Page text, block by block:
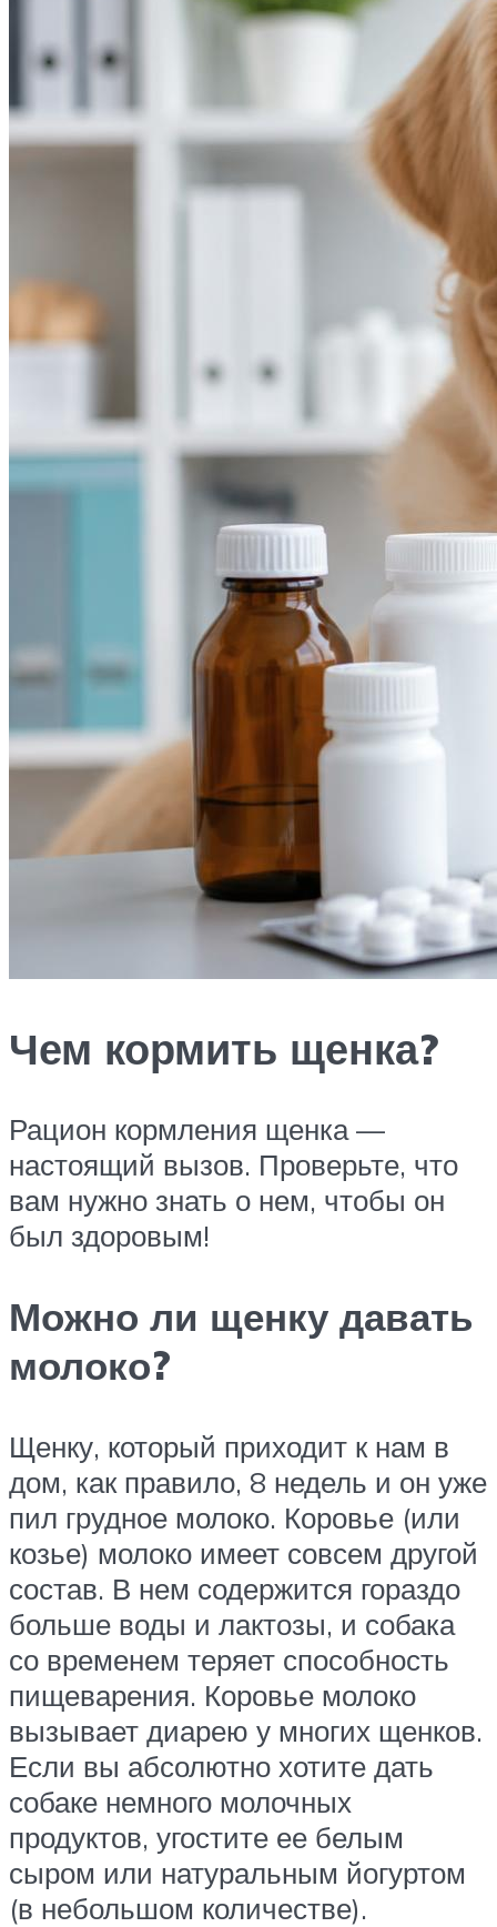
Чем кормить щенка?
Рацион кормления щенка —
настоящий вызов. Проверьте, что
вам нужно знать о нем, чтобы он
был здоровым!
Можно ли щенку давать
молоко?
Щенку, который приходит к нам в
дом, как правило, 8 недель и он уже
пил грудное молоко. Коровье (или
козье) молоко имеет совсем другой
состав. В нем содержится гораздо
больше воды и лактозы, и собака
со временем теряет способность
пищеварения. Коровье молоко
вызывает диарею у многих щенков.
Если вы абсолютно хотите дать
собаке немного молочных
продуктов, угостите ее белым
сыром или натуральным йогуртом
(в небольшом количестве).